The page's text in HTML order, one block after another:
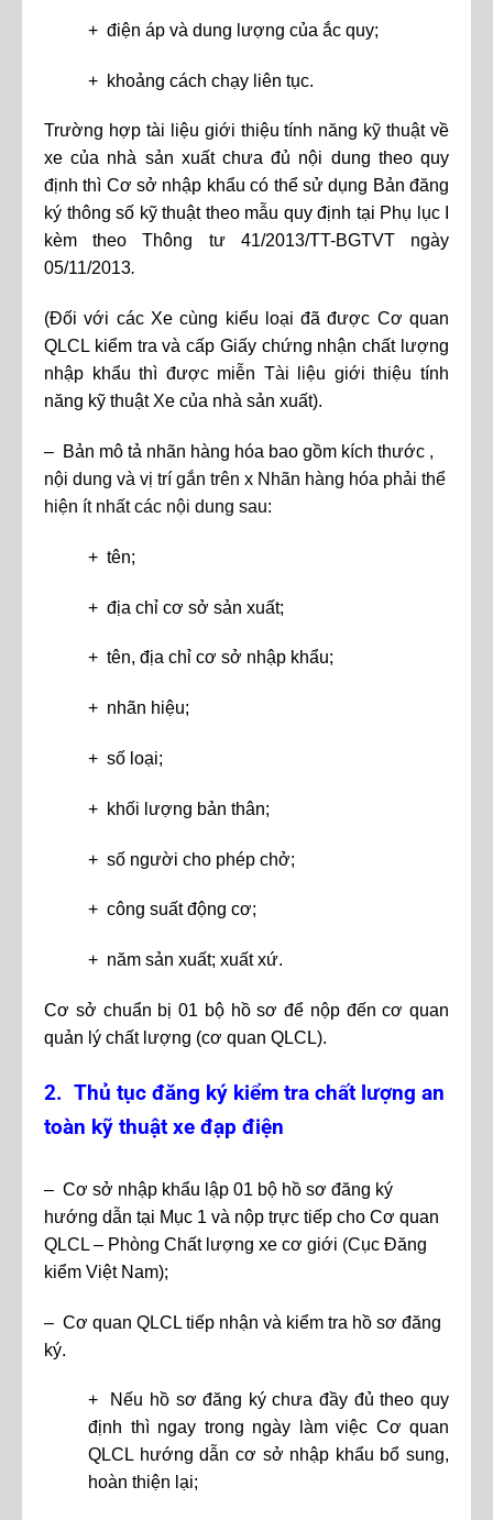
+ điện áp và dung lượng của ắc quy;
+ khoảng cách chạy liên tục.
Trường hợp tài liệu giới thiệu tính năng kỹ thuật về
xe của nhà sản xuất chưa đủ nội dung theo quy
định thì Cơ sở nhập khẩu có thể sử dụng Bản đăng
ký thông số kỹ thuật theo mẫu quy định tại Phụ lục I
kèm theo Thông tư 41/2013/TT-BGTVT ngày
05/11/2013.
(Đối với các Xe cùng kiểu loại đã được Cơ quan
QLCL kiểm tra và cấp Giấy chứng nhận chất lượng
nhập khẩu thì được miễn Tài liệu giới thiệu tính
năng kỹ thuật Xe của nhà sản xuất).
– Bản mô tả nhãn hàng hóa bao gồm kích thước ,
nội dung và vị trí gắn trên x Nhãn hàng hóa phải thể
hiện ít nhất các nội dung sau:
+ tên;
+ địa chỉ cơ sở sản xuất;
+ tên, địa chỉ cơ sở nhập khẩu;
+ nhãn hiệu;
+ số loại;
+ khối lượng bản thân;
+ số người cho phép chở;
+ công suất động cơ;
+ năm sản xuất; xuất xứ.
Cơ sở chuẩn bị 01 bộ hồ sơ để nộp đến cơ quan
quản lý chất lượng (cơ quan QLCL).
2. Thủ tục đăng ký kiểm tra chất lượng an
toàn kỹ thuật xe đạp điện
– Cơ sở nhập khẩu lập 01 bộ hồ sơ đăng ký
hướng dẫn tại Mục 1 và nộp trực tiếp cho Cơ quan
QLCL – Phòng Chất lượng xe cơ giới (Cục Đăng
kiểm Việt Nam);
– Cơ quan QLCL tiếp nhận và kiểm tra hồ sơ đăng
ký.
+ Nếu hồ sơ đăng ký chưa đầy đủ theo quy
định thì ngay trong ngày làm việc Cơ quan
QLCL hướng dẫn cơ sở nhập khẩu bổ sung,
hoàn thiện lại;